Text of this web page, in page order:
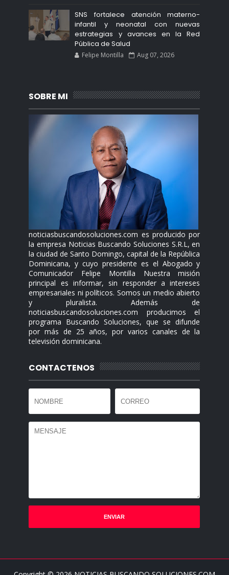
SNS fortalece atención materno-
infantil y neonatal con nuevas
estrategias y avances en la Red
Pública de Salud
Felipe Montilla Aug 07, 2026
SOBRE MI
noticiasbuscandosoluciones.com es producido por
la empresa Noticias Buscando Soluciones S.R.L, en
la ciudad de Santo Domingo, capital de la República
Dominicana, y cuyo presidente es el Abogado y
Comunicador Felipe Montilla Nuestra misión
principal es informar, sin responder a intereses
empresariales ni políticos. Somos un medio abierto
y pluralista. Además de
noticiasbuscandosoluciones.com producimos el
programa Buscando Soluciones, que se difunde
por más de 25 años, por varios canales de la
televisión dominicana.
CONTACTENOS